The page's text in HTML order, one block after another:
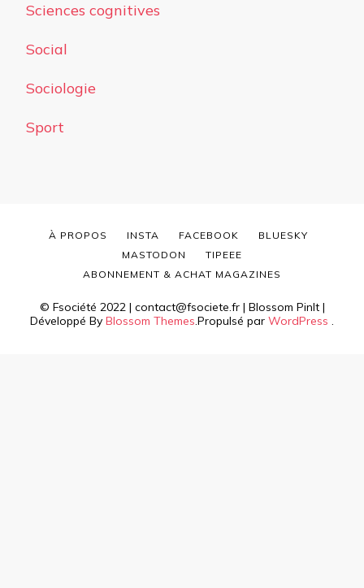
Sciences cognitives
Social
Sociologie
Sport
© Fsociété 2022 | contact@fsociete.fr | Blossom PinIt |
Développé By Blossom Themes.Propulsé par WordPress .
À PROPOS INSTA FACEBOOK
BLUESKY
MASTODON
TIPEEE
ABONNEMENT & ACHAT MAGAZINES